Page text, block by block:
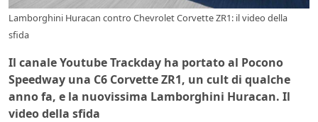
Lamborghini Huracan contro Chevrolet Corvette ZR1: il video della
sfida
Il canale Youtube Trackday ha portato al Pocono
Speedway una C6 Corvette ZR1, un cult di qualche
anno fa, e la nuovissima Lamborghini Huracan. Il
video della sfida